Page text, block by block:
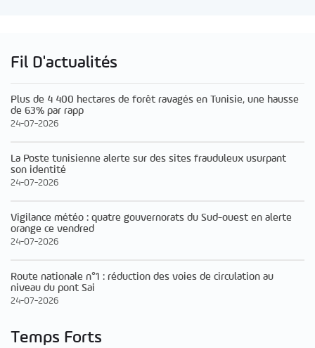
Fil D'actualités
Plus de 4 400 hectares de forêt ravagés en Tunisie, une hausse
de 63% par rapp
24-07-2026
La Poste tunisienne alerte sur des sites frauduleux usurpant
son identité
24-07-2026
Vigilance météo : quatre gouvernorats du Sud-ouest en alerte
orange ce vendred
24-07-2026
Route nationale n°1 : réduction des voies de circulation au
niveau du pont Sai
24-07-2026
Temps Forts